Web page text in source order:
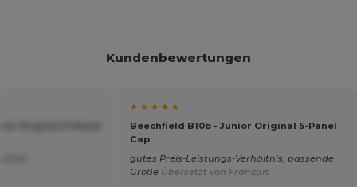
Kundenbewertungen
★ ★ ★ ★ ★
Beechfield B10b - Junior Original 5-Panel
Cap
gutes Preis-Leistungs-Verhältnis, passende
Größe Übersetzt von Français